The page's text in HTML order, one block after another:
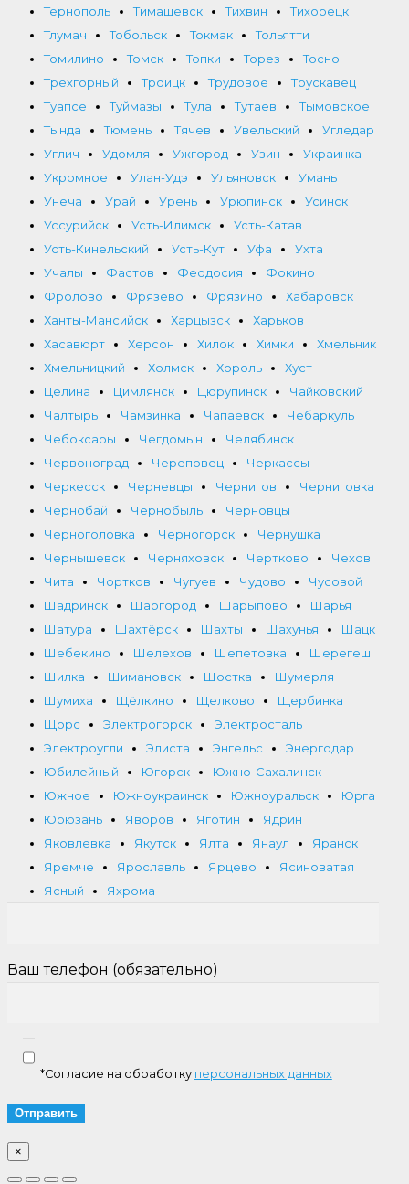
Тернополь
Тимашевск Тихвин
Тихорецк
Тлумач
Тобольск Токмак
Тольятти
Томилино
Томск Топки Торез
Тосно
Трехгорный
Троицк Трудовое
Трускавец
Туапсе
Туймазы Тула Тутаев
Тымовское
Тында
Тюмень Тячев Увельский
Угледар
Углич
Удомля Ужгород Узин
Украинка
Укромное
Улан-Удэ Ульяновск
Умань
Унеча
Урай Урень Урюпинск
Усинск
Уссурийск
Усть-Илимск
Усть-Катав
Усть-Кинельский
Усть-Кут Уфа
Ухта
Учалы
Фастов Феодосия
Фокино
Фролово
Фрязево Фрязино
Хабаровск
Ханты-Мансийск
Харцызск
Харьков
Хасавюрт
Херсон Хилок Химки
Хмельник
Хмельницкий
Холмск Хороль
Хуст
Целина
Цимлянск Цюрупинск
Чайковский
Чалтырь
Чамзинка Чапаевск
Чебаркуль
Чебоксары
Чегдомын
Челябинск
Червоноград
Череповец
Черкассы
Черкесск
Черневцы Чернигов
Черниговка
Чернобай
Чернобыль
Черновцы
Черноголовка
Черногорск
Чернушка
Чернышевск
Черняховск Чертково
Чехов
Чита
Чортков Чугуев Чудово
Чусовой
Шадринск
Шаргород Шарыпово
Шарья
Шатура
Шахтёрск Шахты Шахунья
Шацк
Шебекино
Шелехов Шепетовка
Шерегеш
Шилка
Шимановск Шостка
Шумерля
Шумиха
Щёлкино Щелково
Щербинка
Щорс
Электрогорск
Электросталь
Электроугли
Элиста Энгельс
Энергодар
Юбилейный
Югорск
Южно-Сахалинск
Южное
Южноукраинск Южноуральск
Юрга
Юрюзань
Яворов Яготин
Ядрин
Яковлевка
Якутск Ялта Янаул
Яранск
Яремче
Ярославль Ярцево
Ясиноватая
Ясный
Яхрома
Ваш телефон (обязательно)
*Согласие на обработку персональных данных
×